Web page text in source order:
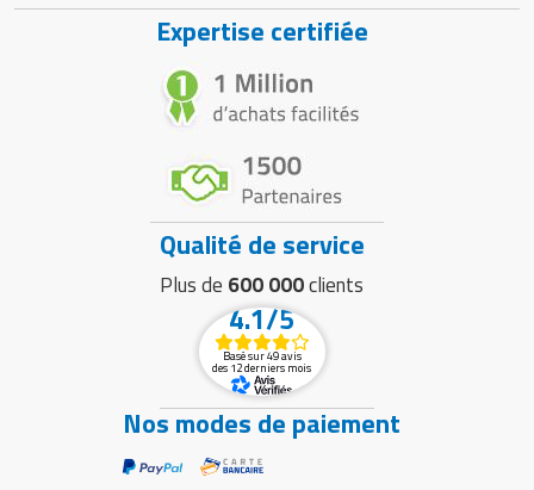
Expertise certifiée
Qualité de service
Plus de 600 000clients
4.1/5
Basé sur 49 avis
des 12 derniers mois
Nos modes de paiement